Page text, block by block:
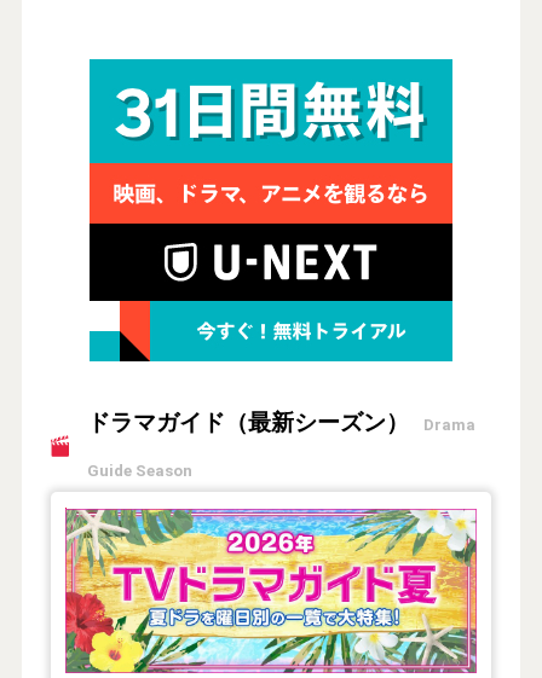
ドラマガイド（最新シーズン） Drama
Guide Season
【2026年夏】TVドラマガイド